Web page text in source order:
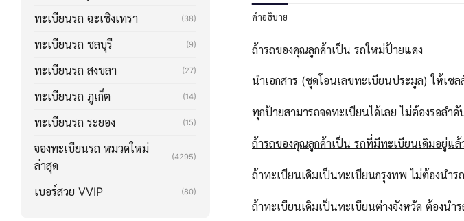
ทะเบียนรถ ฉะเชิงเทรา (38)
ทะเบียนรถ ชลบุรี (9)
ทะเบียนรถ สงขลา (27)
ทะเบียนรถ ภูเก็ต (14)
ทะเบียนรถ ระยอง (15)
จองทะเบียนรถ หมวดใหม่
ล่าสุด
(4295)
เบอร์สวย VVIP (80)
คำอธิบาย
ถ้ารถของคุณลูกค้าเป็น รถใหม่ป้ายแดง
นำเอกสาร (ชุดโอนเลขทะเบียนประมูล) ให้เซ
ทุกป้ายสามารถจดทะเบียนได้เลย ไม่ต้องรอลำ
ถ้ารถของคุณลูกค้าเป็น รถที่มีทะเบียนเดิมอยู่แล้
ถ้าทะเบียนเดิมเป็นทะเบียนกรุงทพ ไม่ต้องนำร
ถ้าทะเบียนเดิมเป็นทะเบียนต่างจังหวัด ต้องนำ